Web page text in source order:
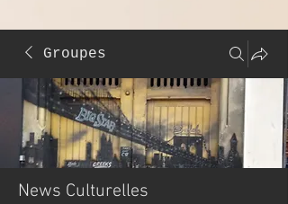
Groupes
News Culturelles